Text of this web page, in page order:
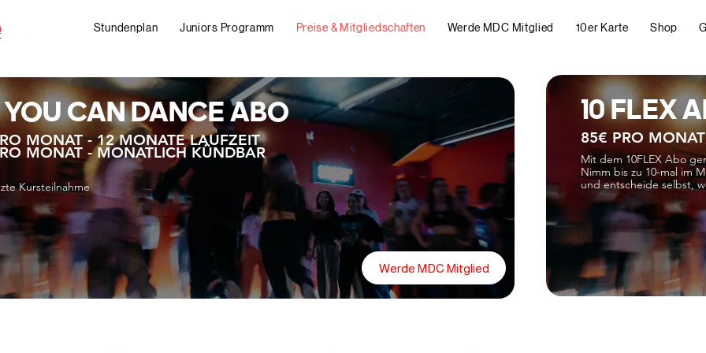
Stundenplan Juniors Programm Preise & Mitgliedschaften Werde MDC Mitglied 10er Karte Shop
CAN DANCE ABO
MONAT - 12 MONATE LAUFZEIT
MONAT - MONATLICH KÜNDBAR
Kursteilnahme
Werde MDC Mitglied
10 FLEX
85€ PRO
Mit dem 10FLEX Abo
Nimm bis zu 10-mal im
und entscheide selbst,